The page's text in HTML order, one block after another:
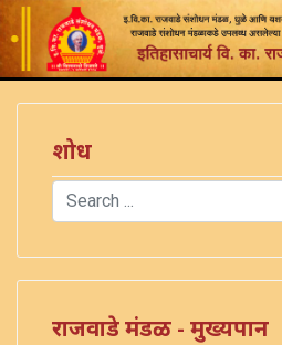
शोध
Search
राजवाडे मंडळ - मुख्यपान